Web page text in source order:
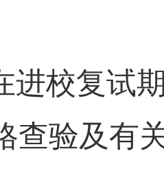
进校复试
查验及有